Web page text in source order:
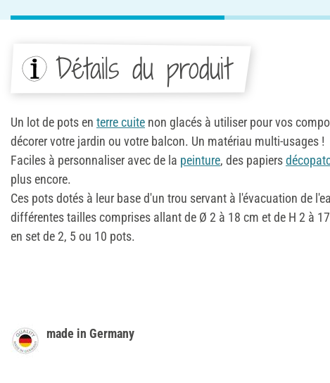
Détails du produit
Un lot de pots en terre cuite non glacés à utiliser pour vos
décorer votre jardin ou votre balcon. Un matériau multi-usages !
Faciles à personnaliser avec de la peinture, des papiers
plus encore.
Ces pots dotés à leur base d'un trou servant à l'évacuation de
différentes tailles comprises allant de Ø 2 à 18 cm et de H 2 à
en set de 2, 5 ou 10 pots.
made in Germany